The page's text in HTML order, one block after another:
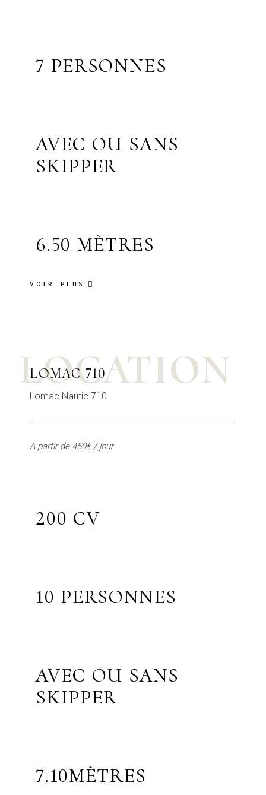
7 PERSONNES
AVEC OU SANS
SKIPPER
6.50 MÈTRES
VOIR PLUS
LOCATION
LOMAC 710
Lomac Nautic 710
A partir de 450€ / jour
200 CV
10 PERSONNES
AVEC OU SANS
SKIPPER
7.10MÈTRES